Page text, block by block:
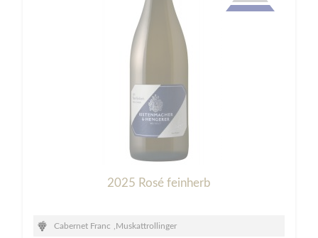
2025 Rosé feinherb
Cabernet Franc Muskattrollinger